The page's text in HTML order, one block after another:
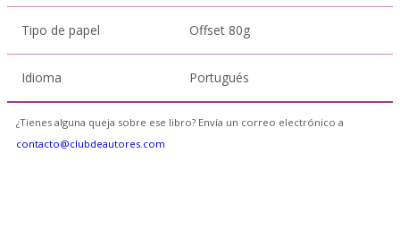
Tipo de papel Offset 80g
Idioma Portugués
¿Tienes alguna queja sobre ese libro? Envía un correo electrónico a
contacto@clubdeautores.com